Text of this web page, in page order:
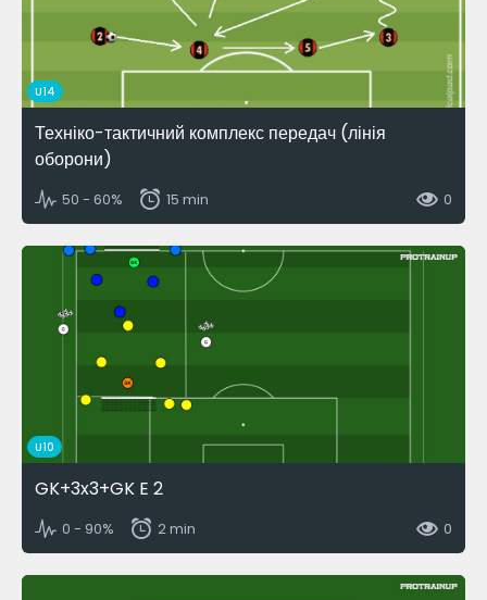
U14
Техніко-тактичний комплекс передач (лінія
оборони)
50 - 60% 15 min 0
U10
GK+3x3+GK E 2
0 - 90% 2 min 0